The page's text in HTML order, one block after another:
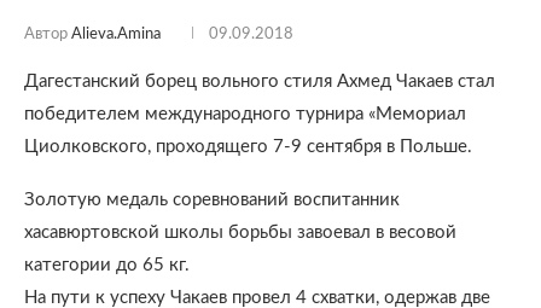
Автор Alieva.amina 09.09.2018
Дагестанский борец вольного стиля Ахмед Чакаев стал
победителем международного турнира «Мемориал
Циолковского, проходящего 7-9 сентября в Польше.
Золотую медаль соревнований воспитанник
хасавюртовской школы борьбы завоевал в весовой
категории до 65 кг.
На пути к успеху Чакаев провел 4 схватки, одержав две